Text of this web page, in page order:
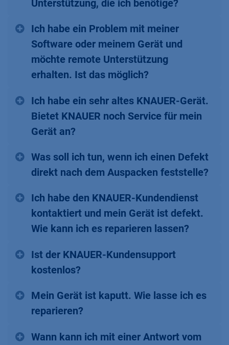
Unterstützung, die ich benötige?
Ich habe ein Problem mit meiner
Software oder meinem Gerät und
möchte remote Unterstützung
erhalten. Ist das möglich?
Ich habe ein sehr altes KNAUER-Gerät.
Bietet KNAUER noch Service für mein
Gerät an?
Was soll ich tun, wenn ich einen Defekt
direkt nach dem Auspacken feststelle?
Ich habe den KNAUER-Kundendienst
kontaktiert und mein Gerät ist defekt.
Wie kann ich es reparieren lassen?
Ist der KNAUER-Kundensupport
kostenlos?
Mein Gerät ist kaputt. Wie lasse ich es
reparieren?
Wann kann ich mit einer Antwort vom